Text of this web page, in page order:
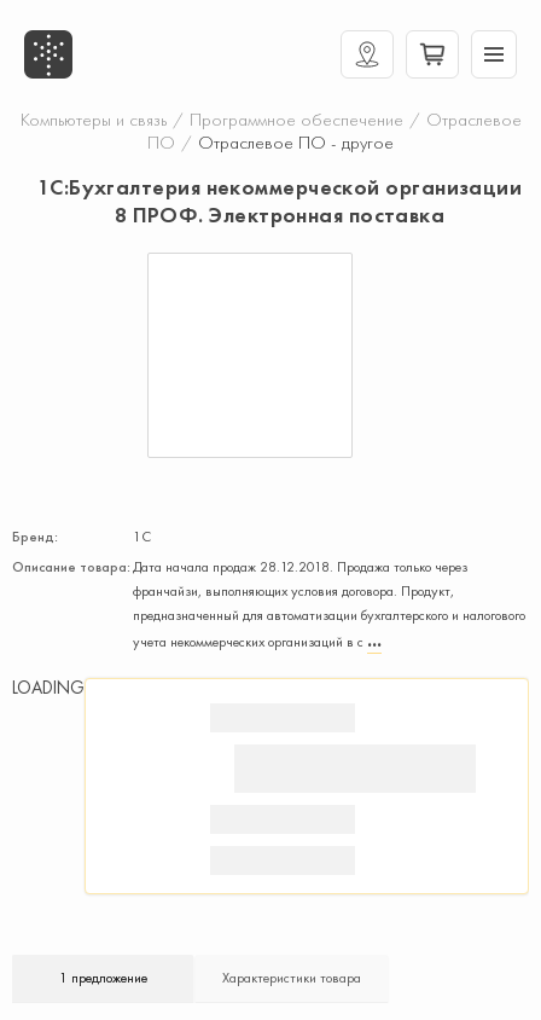
Компьютеры и связь / Программное обеспечение / Отраслевое
ПО / Отраслевое ПО - другое
1С:Бухгалтерия некоммерческой организации
8 ПРОФ. Электронная поставка
Бренд:
1С
Описание товара:Дата начала продаж 28.12.2018. Продажа только через
франчайзи, выполняющих условия договора. Продукт,
предназначенный для автоматизации бухгалтерского и налогового
учета некоммерческих организаций в с
LOADING
1 предложение Характеристики товара